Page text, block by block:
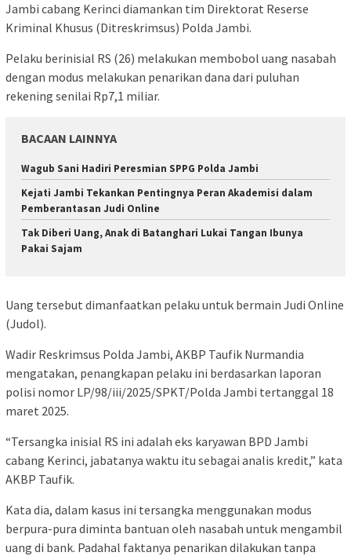
Jambi cabang Kerinci diamankan tim Direktorat Reserse
Kriminal Khusus (Ditreskrimsus) Polda Jambi.
Pelaku berinisial RS (26) melakukan membobol uang nasabah
dengan modus melakukan penarikan dana dari puluhan
rekening senilai Rp7,1 miliar.
BACAAN LAINNYA
Wagub Sani Hadiri Peresmian SPPG Polda Jambi
Kejati Jambi Tekankan Pentingnya Peran Akademisi dalam
Pemberantasan Judi Online
Tak Diberi Uang, Anak di Batanghari Lukai Tangan Ibunya
Pakai Sajam
Uang tersebut dimanfaatkan pelaku untuk bermain Judi Online
(Judol).
Wadir Reskrimsus Polda Jambi, AKBP Taufik Nurmandia
mengatakan, penangkapan pelaku ini berdasarkan laporan
polisi nomor LP/98/iii/2025/SPKT/Polda Jambi tertanggal 18
maret 2025.
“Tersangka inisial RS ini adalah eks karyawan BPD Jambi
cabang Kerinci, jabatanya waktu itu sebagai analis kredit,” kata
AKBP Taufik.
Kata dia, dalam kasus ini tersangka menggunakan modus
berpura-pura diminta bantuan oleh nasabah untuk mengambil
uang di bank. Padahal faktanya penarikan dilakukan tanpa